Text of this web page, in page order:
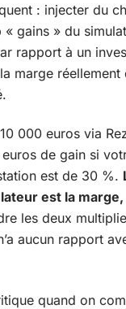
: injecter du
gains » du
rapport à un
marge réellement
000 euros via
de gain si
est de 30 %.
est la
les deux
aucun rapport
quand on